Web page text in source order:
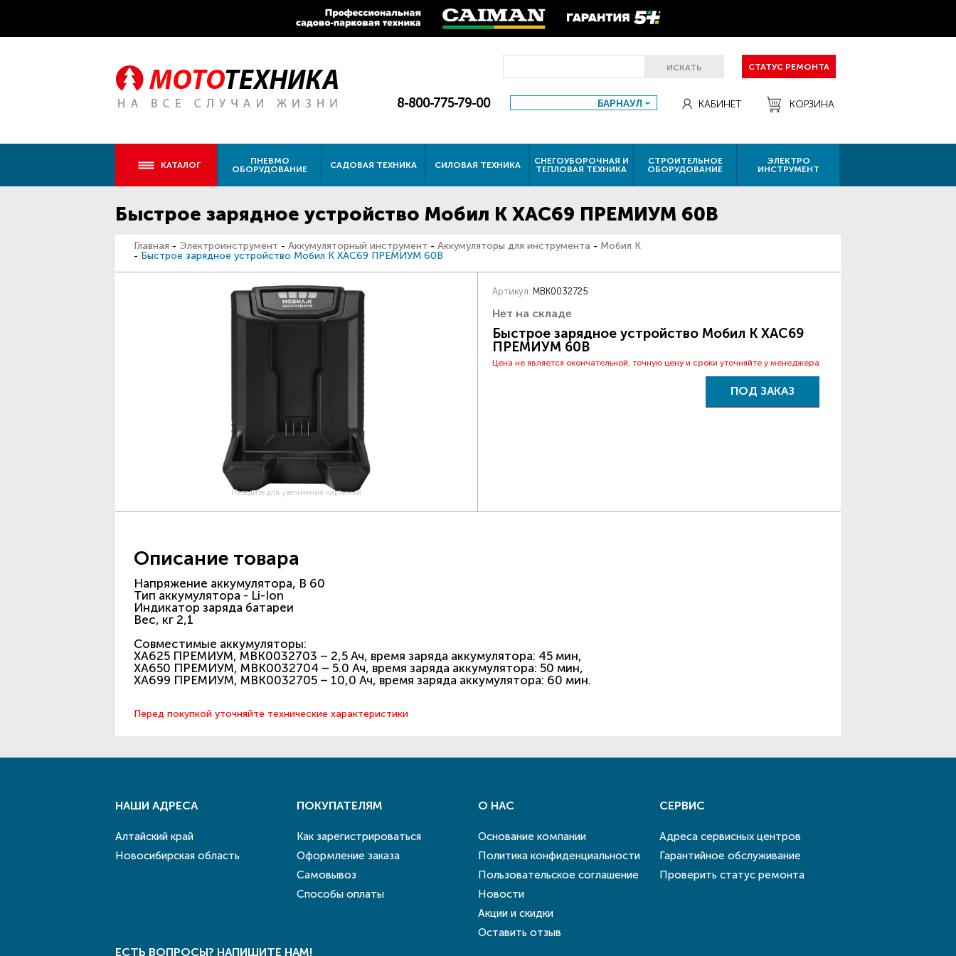
ИСКАТЬ СТАТУС РЕМОНТА
8-800-775-79-00 БАРНАУЛ КАБИНЕТ КОРЗИНА
КАТАЛОГ
ПНЕВМО
ОБОРУДОВАНИЕ
САДОВАЯ ТЕХНИКА СИЛОВАЯ ТЕХНИКА
СНЕГОУБОРОЧНАЯ И
ТЕПЛОВАЯ ТЕХНИКА
СТРОИТЕЛЬНОЕ
ОБОРУДОВАНИЕ
ЭЛЕКТРО
ИНСТРУМЕНТ
Быстрое зарядное устройство Мобил К XAC69 ПРЕМИУМ 60В
Главная - Электроинструмент - Аккумуляторный инструмент - Аккумуляторы для инструмента - Мобил К
- Быстрое зарядное устройство Мобил К XAC69 ПРЕМИУМ 60В
Наведите для увеличения картинки
Артикул: MBK0032725
Нет на складе
Быстрое зарядное устройство Мобил К XAC69
ПРЕМИУМ 60В
Цена не является окончательной, точную цену и сроки уточняйте у менеджера
ПОД ЗАКАЗ
Описание товара
Напряжение аккумулятора, В 60
Тип аккумулятора - Li-Ion
Индикатор заряда батареи
Вес, кг 2,1
Совместимые аккумуляторы:
XA625 ПРЕМИУМ, MBK0032703 – 2,5 Ач, время заряда аккумулятора: 45 мин,
XA650 ПРЕМИУМ, MBK0032704 – 5.0 Ач, время заряда аккумулятора: 50 мин,
XA699 ПРЕМИУМ, MBK0032705 – 10,0 Ач, время заряда аккумулятора: 60 мин.
Перед покупкой уточняйте технические характеристики
НАШИ АДРЕСА
Алтайский край
Новосибирская область
ПОКУПАТЕЛЯМ
Как зарегистрироваться
Оформление заказа
Самовывоз
Способы оплаты
О НАС
Основание компании
Политика конфиденциальности
Пользовательское соглашение
Новости
Акции и скидки
Оставить отзыв
СЕРВИС
Адреса сервисных центров
Гарантийное обслуживание
Проверить статус ремонта
ЕСТЬ ВОПРОСЫ? НАПИШИТЕ НАМ!